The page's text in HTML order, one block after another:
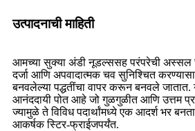
उत्पादनाची माहिती
आमच्या सुक्या अंडी नूडल्ससह परंपरेची अस्सल
दर्जा आणि अपवादात्मक चव सुनिश्चित
बनवलेल्या पद्धतींचा वापर करून बनवले
आनंददायी पोत आहे जो गुळगुळीत आणि उत्तम
ज्यामुळे ते विविध पदार्थांमध्ये एक आदर्श भर
आकर्षक स्टिर-फ्राईजपर्यंत.